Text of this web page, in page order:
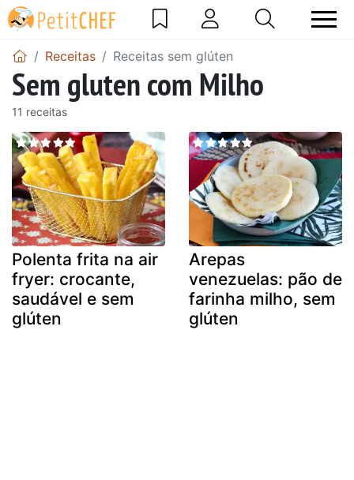
Receitas Receitas sem glúten
Sem gluten com Milho
11 receitas
Polenta frita na air
fryer: crocante,
saudável e sem
glúten
Arepas
venezuelas: pão de
farinha milho, sem
glúten